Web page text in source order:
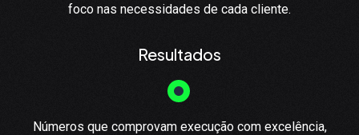
foco nas necessidades de cada cliente.
Resultados
Números que comprovam execução com excelência,